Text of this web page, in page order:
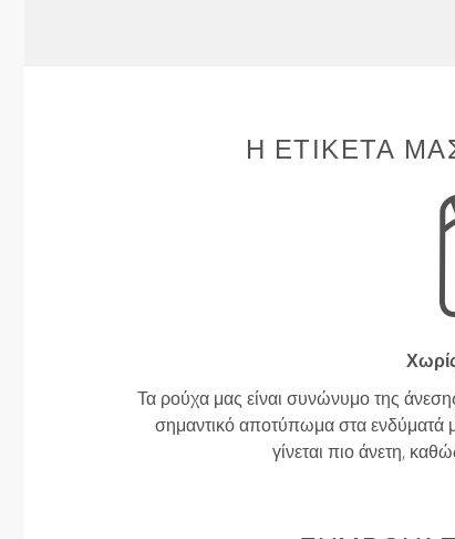
Η ΕΤΙΚΈΤΑ
Τα ρούχα μας είναι συνώνυμο της
σημαντικό αποτύπωμα στα ενδύματά
γίνεται πιο άνετη,